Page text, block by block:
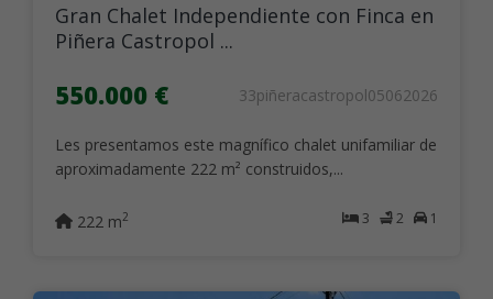
Gran Chalet Independiente con Finca en
Piñera Castropol ...
550.000 € 33piñeracastropol05062026
Les presentamos este magnífico chalet unifamiliar de
aproximadamente 222 m² construidos,...
3 2 1
222 m2